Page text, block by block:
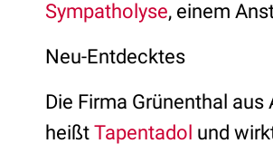
Sympatholyse, einem
Neu-Entdecktes
Die Firma Grünenthal
heißt Tapentadol und